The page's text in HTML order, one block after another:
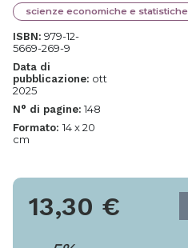
scienze economiche e statistiche
ISBN: 979-12-
5669-269-9
Data di
pubblicazione: ott
2025
N° di pagine: 148
Formato: 14 x 20
cm
13,30 €